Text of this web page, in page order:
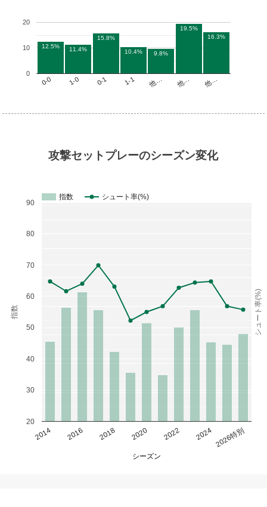
0-0 1-0 0-1 1-1 他… 他… 他…
0
10
20
12.5% 11.4%
15.8%
10.4% 9.8%
19.5%
16.3%
攻撃セットプレーのシーズン変化
指数 シュート率(%)
2014 2016 2018 2020 2022 2024 2026特別
20
30
40
50
60
70
80
90
シーズン
指数 シュート率(%)